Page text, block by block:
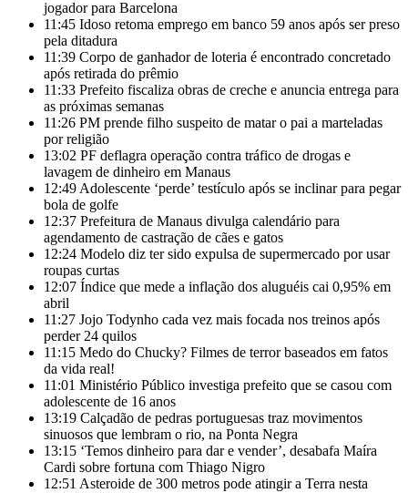
jogador para Barcelona
11:45 Idoso retoma emprego em banco 59 anos após ser preso
pela ditadura
11:39 Corpo de ganhador de loteria é encontrado concretado
após retirada do prêmio
11:33 Prefeito fiscaliza obras de creche e anuncia entrega para
as próximas semanas
11:26 PM prende filho suspeito de matar o pai a marteladas
por religião
13:02 PF deflagra operação contra tráfico de drogas e
lavagem de dinheiro em Manaus
12:49 Adolescente ‘perde’ testículo após se inclinar para pegar
bola de golfe
12:37 Prefeitura de Manaus divulga calendário para
agendamento de castração de cães e gatos
12:24 Modelo diz ter sido expulsa de supermercado por usar
roupas curtas
12:07 Índice que mede a inflação dos aluguéis cai 0,95% em
abril
11:27 Jojo Todynho cada vez mais focada nos treinos após
perder 24 quilos
11:15 Medo do Chucky? Filmes de terror baseados em fatos
da vida real!
11:01 Ministério Público investiga prefeito que se casou com
adolescente de 16 anos
13:19 Calçadão de pedras portuguesas traz movimentos
sinuosos que lembram o rio, na Ponta Negra
13:15 ‘Temos dinheiro para dar e vender’, desabafa Maíra
Cardi sobre fortuna com Thiago Nigro
12:51 Asteroide de 300 metros pode atingir a Terra nesta